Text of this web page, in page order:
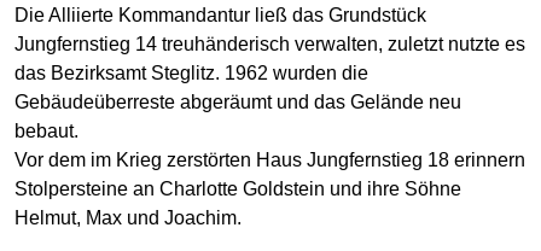
Die Alliierte Kommandantur ließ das Grundstück
Jungfernstieg 14 treuhänderisch verwalten, zuletzt nutzte es
das Bezirksamt Steglitz. 1962 wurden die
Gebäudeüberreste abgeräumt und das Gelände neu
bebaut.
Vor dem im Krieg zerstörten Haus Jungfernstieg 18 erinnern
Stolpersteine an Charlotte Goldstein und ihre Söhne
Helmut, Max und Joachim.